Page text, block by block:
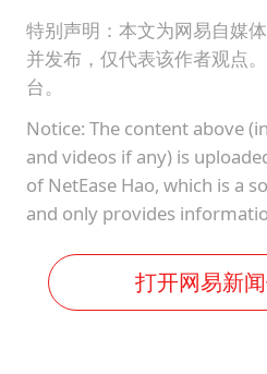
特别声明：本文为网易自媒
并发布，仅代表该作者观点
台。
Notice: The content above
and videos if any) is
of NetEase Hao, which is a
and only provides
打开网易新